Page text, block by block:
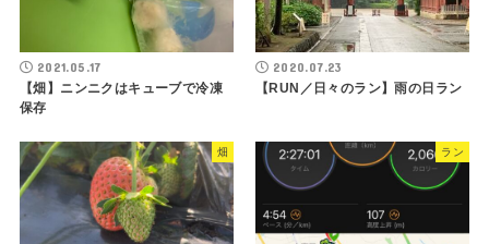
2021.05.17
【畑】ニンニクはキューブで冷凍
保存
2020.07.23
【RUN／日々のラン】雨の日ラン
畑 ラン